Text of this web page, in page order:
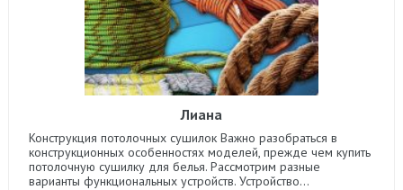
Лиана
Конструкция потолочных сушилок Важно разобраться в
конструкционных особенностях моделей, прежде чем купить
потолочную сушилку для белья. Рассмотрим разные
варианты функциональных устройств. Устройство...